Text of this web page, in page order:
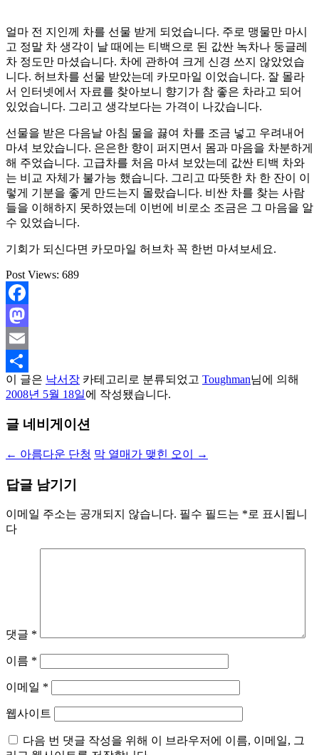
얼마 전 지인께 차를 선물 받게 되었습니다. 주로 맹물만 마시
고 정말 차 생각이 날 때에는 티백으로 된 값싼 녹차나 둥글레
차 정도만 마셨습니다. 차에 관하여 크게 신경 쓰지 않았었습
니다. 허브차를 선물 받았는데 카모마일 이었습니다. 잘 몰라
서 인터넷에서 자료를 찾아보니 향기가 참 좋은 차라고 되어
있었습니다. 그리고 생각보다는 가격이 나갔습니다.
선물을 받은 다음날 아침 물을 끓여 차를 조금 넣고 우려내어
마셔 보았습니다. 은은한 향이 퍼지면서 몸과 마음을 차분하게
해 주었습니다. 고급차를 처음 마셔 보았는데 값싼 티백 차와
는 비교 자체가 불가능 했습니다. 그리고 따뜻한 차 한 잔이 이
렇게 기분을 좋게 만드는지 몰랐습니다. 비싼 차를 찾는 사람
들을 이해하지 못하였는데 이번에 비로소 조금은 그 마음을 알
수 있었습니다.
기회가 되신다면 카모마일 허브차 꼭 한번 마셔보세요.
Post Views: 689
Facebook
Mastodon
Email
Share
이 글은 낙서장 카테고리로 분류되었고 Toughman님에 의해
2008년 5월 18일에 작성됐습니다.
글 네비게이션
← 아름다운 단청 막 열매가 맺힌 오이 →
답글 남기기
이메일 주소는 공개되지 않습니다. 필수 필드는 *로 표시됩니
다
댓글 *
이름 *
이메일 *
웹사이트
다음 번 댓글 작성을 위해 이 브라우저에 이름, 이메일, 그